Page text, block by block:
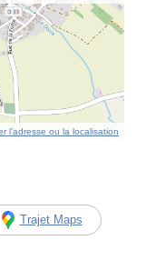
l’adresse ou la localisation
Trajet Maps